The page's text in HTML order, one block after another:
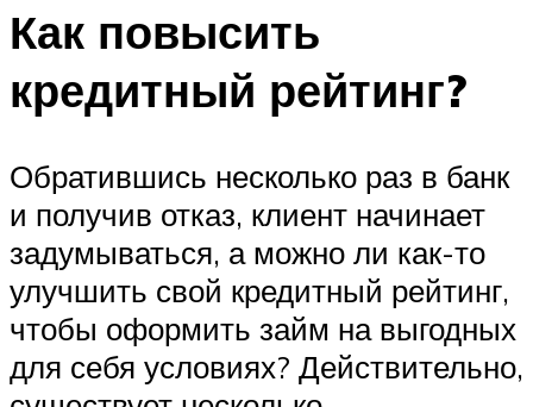
Как повысить
кредитный рейтинг?
Обратившись несколько раз в банк
и получив отказ, клиент начинает
задумываться, а можно ли как-то
улучшить свой кредитный рейтинг,
чтобы оформить займ на выгодных
для себя условиях? Действительно,